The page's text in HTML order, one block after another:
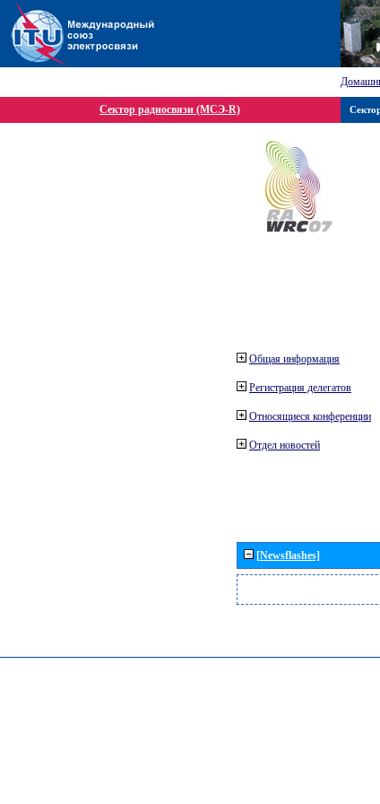
Сектор радиосвязи (МСЭ-R)
Общая информация
Регистрация делегатов
Относящиеся конференции
Отдел новостей
[Newsflashes]